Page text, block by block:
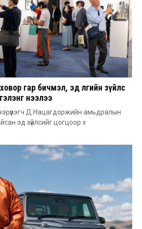
гар бичмэл, эд өлгийн зүйлс
нээлээ
Д.Нацагдоржийн амьдралын
эд зүйлсийг цогцоор х